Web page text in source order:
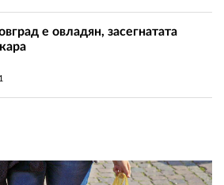
е овладян, засегнатата